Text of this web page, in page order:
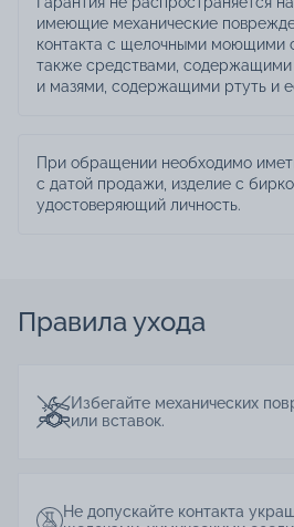
имеющие механические
контакта с щелочными моющими
также средствами,
и мазями, содержащими ртуть и
При обращении необходимо
с датой продажи, изделие с
удостоверяющий личность.
Правила ухода
Избегайте механических
или вставок.
Не допускайте контакта